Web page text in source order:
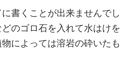
書くことが出来ませんでし
のゴロ石を入れて水はけを
によっては溶岩の砕いたも